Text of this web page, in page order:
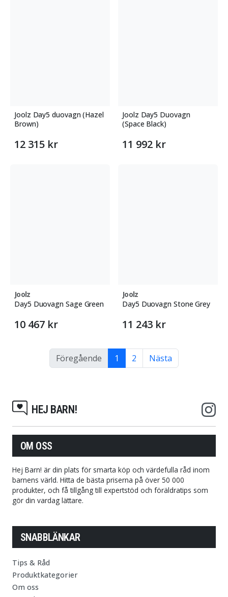
Joolz Day5 duovagn (Hazel
Brown)
12 315 kr
Joolz Day5 Duovagn
(Space Black)
11 992 kr
Joolz
Day5 Duovagn Sage Green
10 467 kr
Joolz
Day5 Duovagn Stone Grey
11 243 kr
Föregående 1 2 Nästa
HEJ BARN!
OM OSS
Hej Barn! är din plats för smarta köp och värdefulla råd inom
barnens värld. Hitta de bästa priserna på över 50 000
produkter, och få tillgång till expertstöd och föräldratips som
gör din vardag lättare.
SNABBLÄNKAR
Tips & Råd
Produktkategorier
Om oss